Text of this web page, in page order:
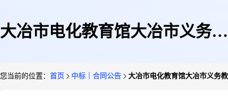
大冶市电化教育馆大冶市义务教
您当前的位置： 首页 中标｜合同公告 大冶市电化教育馆大冶市义务